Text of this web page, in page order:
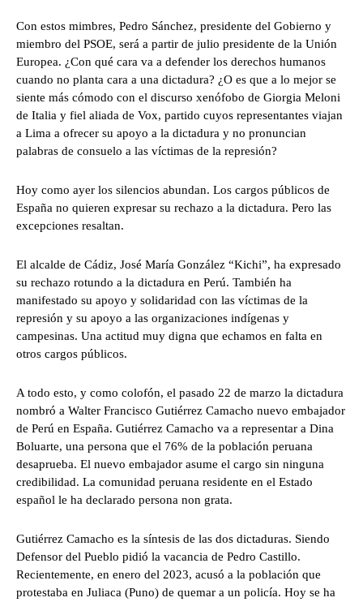
Con estos mimbres, Pedro Sánchez, presidente del Gobierno y
miembro del PSOE, será a partir de julio presidente de la Unión
Europea. ¿Con qué cara va a defender los derechos humanos
cuando no planta cara a una dictadura? ¿O es que a lo mejor se
siente más cómodo con el discurso xenófobo de Giorgia Meloni
de Italia y fiel aliada de Vox, partido cuyos representantes viajan
a Lima a ofrecer su apoyo a la dictadura y no pronuncian
palabras de consuelo a las víctimas de la represión?
Hoy como ayer los silencios abundan. Los cargos públicos de
España no quieren expresar su rechazo a la dictadura. Pero las
excepciones resaltan.
El alcalde de Cádiz, José María González “Kichi”, ha expresado
su rechazo rotundo a la dictadura en Perú. También ha
manifestado su apoyo y solidaridad con las víctimas de la
represión y su apoyo a las organizaciones indígenas y
campesinas. Una actitud muy digna que echamos en falta en
otros cargos públicos.
A todo esto, y como colofón, el pasado 22 de marzo la dictadura
nombró a Walter Francisco Gutiérrez Camacho nuevo embajador
de Perú en España. Gutiérrez Camacho va a representar a Dina
Boluarte, una persona que el 76% de la población peruana
desaprueba. El nuevo embajador asume el cargo sin ninguna
credibilidad. La comunidad peruana residente en el Estado
español le ha declarado persona non grata.
Gutiérrez Camacho es la síntesis de las dos dictaduras. Siendo
Defensor del Pueblo pidió la vacancia de Pedro Castillo.
Recientemente, en enero del 2023, acusó a la población que
protestaba en Juliaca (Puno) de quemar a un policía. Hoy se ha